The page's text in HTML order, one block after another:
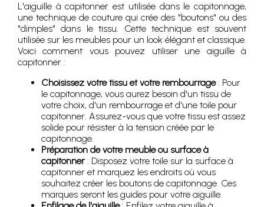
L'aiguille à capitonner est utilisée dans le capitonnage,
une technique de couture qui crée des "boutons" ou des
"dimples" dans le tissu. Cette technique est souvent
utilisée sur les meubles pour un look élégant et classique.
Voici comment vous pouvez utiliser une aiguille à
capitonner :
Choisissez votre tissu et votre rembourrage: Pour
le capitonnage, vous aurez besoin d'un tissu de
votre choix, d'un rembourrage et d'une toile pour
capitonner. Assurez-vous que votre tissu est assez
solide pour résister à la tension créée par le
capitonnage.
Préparation de votre meuble ou surface à
capitonner: Disposez votre toile sur la surface à
capitonner et marquez les endroits où vous
souhaitez créer les boutons de capitonnage. Ces
marques seront les guides pour votre aiguille.